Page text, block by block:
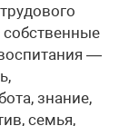
собственные
—
знание,
семья,